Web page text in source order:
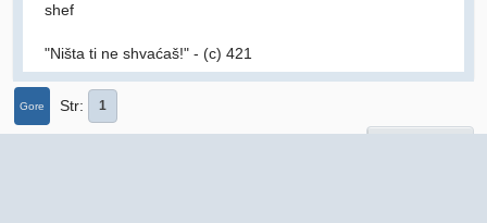
shef
"Ništa ti ne shvaćaš!" - (c) 421
Gore Str 1